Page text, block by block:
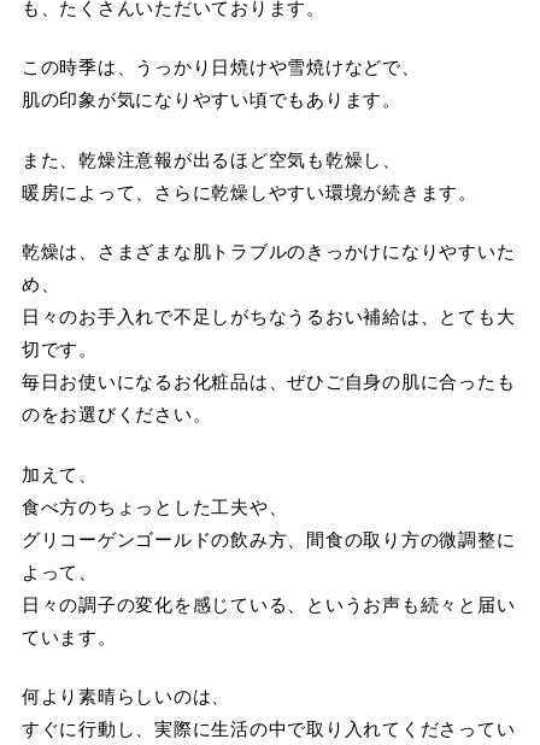
も、たくさんいただいております。
この時季は、うっかり日焼けや雪焼けなどで、
肌の印象が気になりやすい頃でもあります。
また、乾燥注意報が出るほど空気も乾燥し、
暖房によって、さらに乾燥しやすい環境が続きます。
乾燥は、さまざまな肌トラブルのきっかけになりやすいた
め、
日々のお手入れで不足しがちなうるおい補給は、とても大
切です。
毎日お使いになるお化粧品は、ぜひご自身の肌に合ったも
のをお選びください。
加えて、
食べ方のちょっとした工夫や、
グリコーゲンゴールドの飲み方、間食の取り方の微調整に
よって、
日々の調子の変化を感じている、というお声も続々と届い
ています。
何より素晴らしいのは、
すぐに行動し、実際に生活の中で取り入れてくださってい